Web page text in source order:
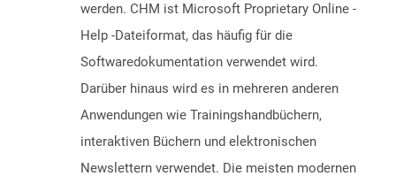
werden. CHM ist Microsoft Proprietary Online -
Help -Dateiformat, das häufig für die
Softwaredokumentation verwendet wird.
Darüber hinaus wird es in mehreren anderen
Anwendungen wie Trainingshandbüchern,
interaktiven Büchern und elektronischen
Newslettern verwendet. Die meisten modernen